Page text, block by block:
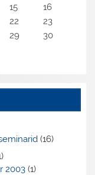
15
16
22
23
29
30
(16)
2003(1)